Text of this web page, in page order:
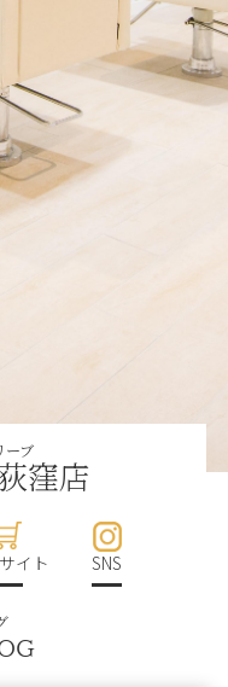
ーブ
窪店
イト SNS